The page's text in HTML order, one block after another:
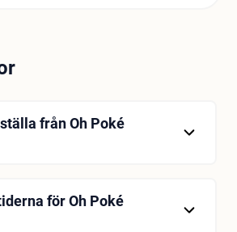
från Oh Poké
att undersöka menyn och välja
ha.
för Oh Poké